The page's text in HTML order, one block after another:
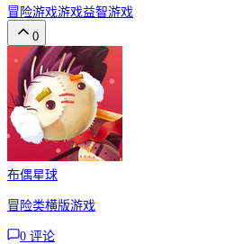
冒险游戏游戏益智游戏
0
布偶星球
冒险类横版游戏
0 评论